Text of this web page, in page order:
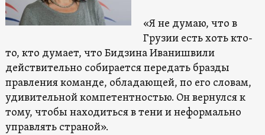
«Я не думаю, что в
Грузии есть хоть кто-
то, кто думает, что Бидзина Иванишвили
действительно собирается передать бразды
правления команде, обладающей, по его словам,
удивительной компетентностью. Он вернулся к
тому, чтобы находиться в тени и неформально
управлять страной».